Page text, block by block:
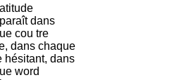
dans
cou tre
dans chaque
hésitant, dans
word